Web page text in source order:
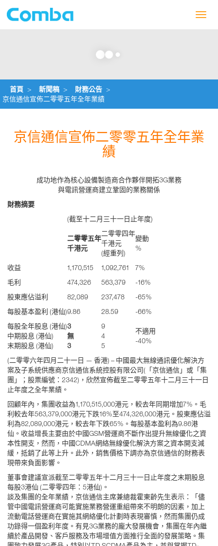
首頁 > 新聞稿 > 財務公告 >
京信通信宣佈二零零五年全年業績
京信通信宣佈二零零五年全年業
績
成功地作為核心設備製造商合作夥伴開拓3G業務
與電訊營運商建立鞏固的業務關係
財務摘要
(截至十二月三十一日止年度)
二零零五年
千港元
二零零四年
千港元
(經重列)
變動
%
收益 1,170,515 1,092,761
7%
毛利
474,326 563,379
-16%
股東應佔溢利
82,089 237,478
-65%
每股基本盈利 (港仙)9.86 28.59
-66%
每股全年股息 (港仙)
中期股息 (港仙)
末期股息 (港仙)
3
無
3
9
4
5
不適用
-40%
(二零零六年四月二十一日 — 香港) – 中國最大無線通訊優化解決方
案及子系統供應商京信通信系統控股有限公司(「京信通信」或「集
團」；股票編號：2342)，欣然宣佈截至二零零五年十二月三十一日
止年度之全年業績。
回顧年內，集團收益為1,170,515,000港元，較去年同期增加7%。毛
利較去年563,379,000港元下跌16%至474,326,000港元。股東應佔溢
利為82,089,000港元，較去年下跌65%。每股基本盈利為9.86港
仙。收益增長主要由於中國GSM營運商不斷作出提升無線優化之資
本性開支，然而，中國CDMA網絡無線優化解決方案之資本開支減
緩，抵銷了此等上升。此外，銷售價格下調亦為京信通信的財務表
現帶來負面影響。
董事會建議宣派截至二零零五年十二月三十一日止年度之末期股息
每股3港仙 (二零零四年：5港仙)。
談及集團的全年業績，京信通信主席兼總裁霍東齡先生表示：「儘
管中國電訊營運商可能實施業務營運重組帶來不明朗的因素，加上
流動電話營運商在實施其網絡優化計劃時表現審慎，然而集團仍成
功錄得一個盈利年度。有見3G業務的龐大發展機會，集團在年內繼
續於產品開發、客戶服務及市場增值方面推行全面的發展策略。集